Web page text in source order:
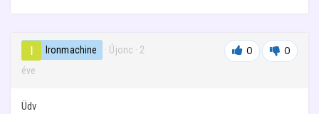
Ironmachine · Újonc · 2
éve
0 0
Üdv